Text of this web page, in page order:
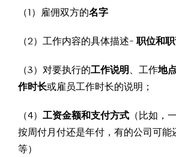
（1）雇佣双方的名字
（2）工作内容的具体描述- 职位和
（3）对要执行的工作说明、工作地
作时长或雇员工作时长的说明；
（4） 工资金额和支付方式 （比如，
按周付月付还是年付，有的公司可能
等）